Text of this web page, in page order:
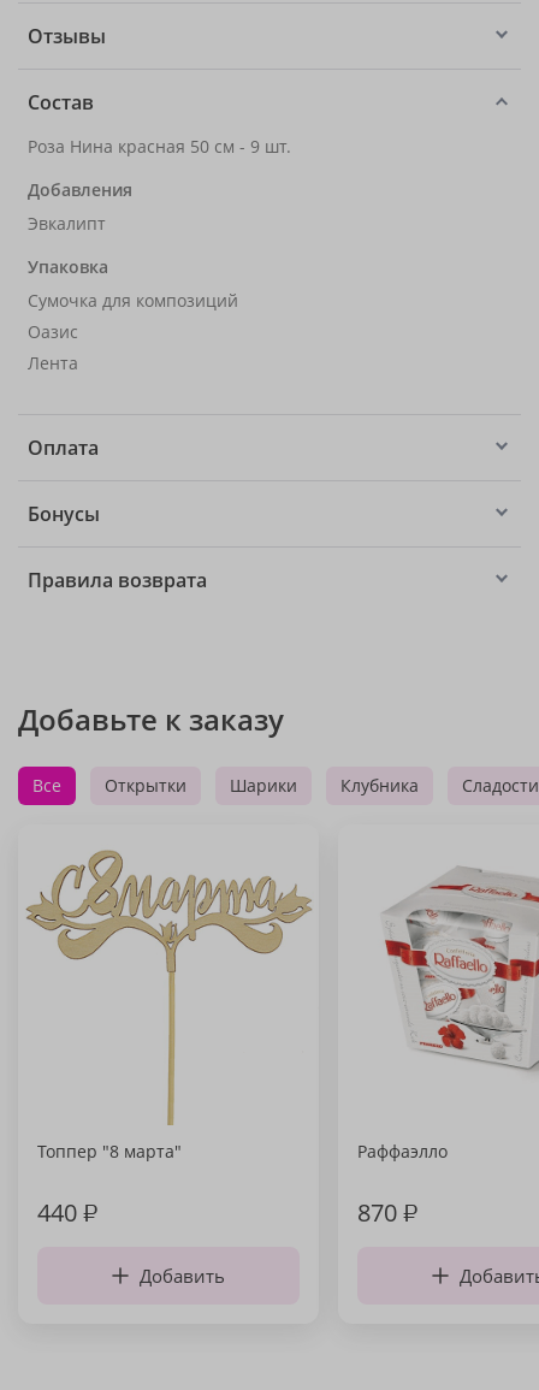
Отзывы
Состав
Роза Нина красная 50 см - 9 шт.
Добавления
Эвкалипт
Упаковка
Сумочка для композиций
Оазис
Лента
Оплата
Бонусы
Правила возврата
Добавьте к заказу
Все Открытки Шарики Клубника Сладости
Топпер "8 марта"
440₽
Добавить
Раффаэлло
870₽